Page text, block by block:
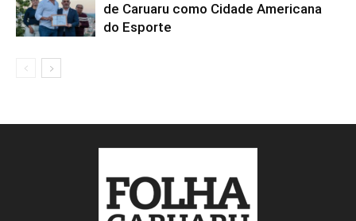
de Caruaru como Cidade Americana
do Esporte